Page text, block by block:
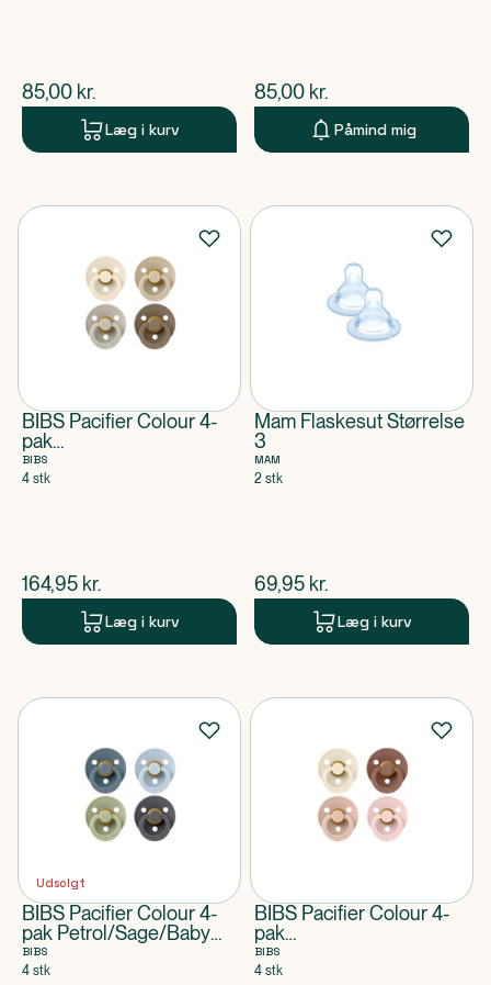
$nuværende pris
85,00 kr.
Læg i kurv
$nuværende pris
85,00 kr.
Påmind mig
BIBS Pacifier Colour 4-
pak
Ivory/Sand/Vanilla/Dark
Oak Size 2
BIBS
4 stk
$nuværende pris
164,95 kr.
Læg i kurv
Mam Flaskesut Størrelse
3
MAM
2 stk
$nuværende pris
69,95 kr.
Læg i kurv
Udsolgt
BIBS Pacifier Colour 4-
pak Petrol/Sage/Baby
Blue/Iron Size 2
BIBS
4 stk
BIBS Pacifier Colour 4-
pak
Ivory/Blush/Woodchuck/
Size 2
BIBS
4 stk